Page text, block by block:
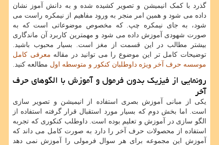
گذرد با کمک انیمیشن و تصویر کشیده شده و به دانش آموز نشان
داده می شود و همین امر منجر به ورود مفاهیم از نیمکره راست می
شود، به جای نیمکره چپ. که مخصوص موضوعاتی است که به
صورت شهودی آموزش داده می شود و مهمترین کاربرد آن ماندگاری
بیشتر مطالب در این قسمت از مغز است. بسیار محبوب باشید.
توضیحات کامل تر این موضوع را می توانید در مقاله معرفی کامل
موسسه حرف آخر ویژه داوطلبان کنکور و متوسطه اول مطالعه کنید.
رونمایی از فیزیک بدون فرمول و آموزش با الگوهای حرف
آخر
یکی از مبانی آموزش بصری استفاده از انیمیشن و تصویر سازی
است. اما بخش دوم که بسیار مورد استقبال قرار گرفته استفاده از
الگو سازی در آموزش و تعلیم بوده است. داوطلب کنکوری که تجربه
استفاده از محصولات حرف آخر را دارد به صورت کامل می داند که
آموزش این مجموعه برای هر سوال فرمولی را آموزش نمی دهد